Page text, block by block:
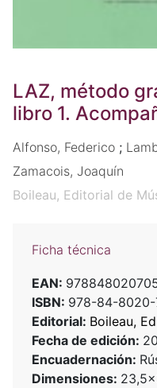
LAZ, método
libro 1.
Alfonso, Federico ;
Zamacois, Joaquín
Boileau, Editorial de
Ficha técnica
EAN:
ISBN: 978-84-
Editorial: Boileau,
Fecha de edición:
Encuadernación:
Dimensiones: